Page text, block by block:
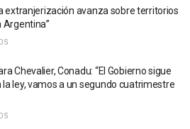
extranjerización avanza sobre territorios
Argentina”
Chevalier, Conadu: “El Gobierno sigue
ley, vamos a un segundo cuatrimestre